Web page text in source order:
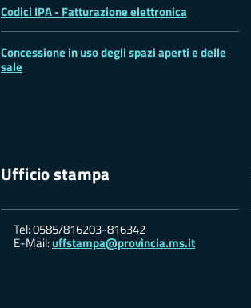
Codici IPA - Fatturazione elettronica
Concessione in uso degli spazi aperti e delle
sale
Ufficio stampa
Tel: 0585/816203-816342
E-Mail:uffstampa@provincia.ms.it